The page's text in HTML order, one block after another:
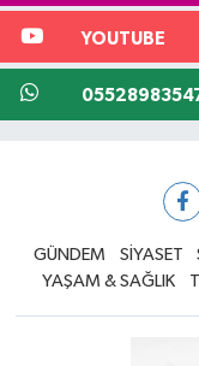
YOUTUBE
GÜNDEM SİYASET
YAŞAM & SAĞLIK